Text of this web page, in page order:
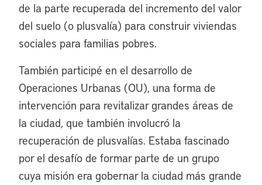
de la parte recuperada del incremento del valor
del suelo (o plusvalía) para construir viviendas
sociales para familias pobres.
También participé en el desarrollo de
Operaciones Urbanas (OU), una forma de
intervención para revitalizar grandes áreas de
la ciudad, que también involucró la
recuperación de plusvalías. Estaba fascinado
por el desafío de formar parte de un grupo
cuya misión era gobernar la ciudad más grande